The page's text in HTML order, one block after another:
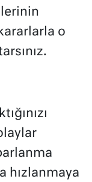
o
hızlanmaya